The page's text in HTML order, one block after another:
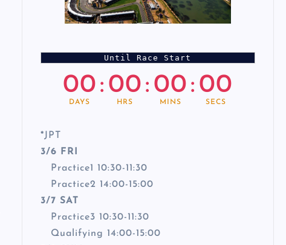
Until Race Start
00
DAYS
: 00
HRS
: 00
MINS
: 00
SECS
*JPT
3/6 FRI
Practice1 10:30-11:30
Practice2 14:00-15:00
3/7 SAT
Practice3 10:30-11:30
Qualifying 14:00-15:00